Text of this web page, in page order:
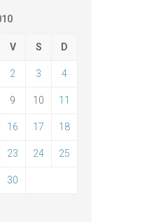
V S D
2 3 4
9 10 11
16 17 18
23 24 25
30